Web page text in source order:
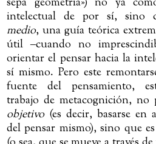
intelectual de por sí, sino
medio, una guía teórica
útil‒cuando no
orientar el pensar hacia la
sí mismo. Pero este
fuente del pensamiento,
trabajo de metacognición, no
objetivo(es decir, basarse en
del pensar mismo), sino que es